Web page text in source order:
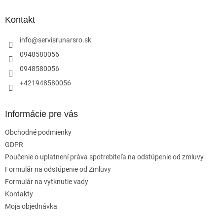
Kontakt
info@servisrunarsro.sk
0948580056
0948580056
+421948580056
Informácie pre vás
Obchodné podmienky
GDPR
Poučenie o uplatnení práva spotrebiteľa na odstúpenie od zmluvy
Formulár na odstúpenie od Zmluvy
Formulár na vytknutie vady
Kontakty
Moja objednávka